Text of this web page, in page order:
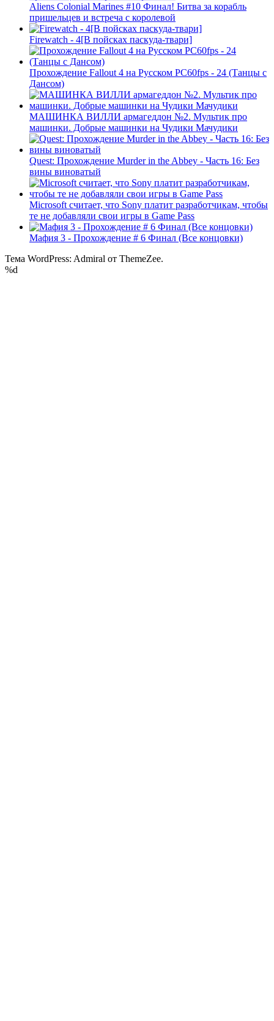
Aliens Colonial Marines #10 Финал! Битва за корабль
пришельцев и встреча с королевой
Firewatch - 4[В пойсках паскуда-твари]
Прохождение Fallout 4 на Русском PС60fps - 24 (Танцы с
Дансом)
МАШИНКА ВИЛЛИ армагеддон №2. Мультик про
машинки. Добрые машинки на Чудики Мачудики
Quest: Прохождение Murder in the Abbey - Часть 16: Без
вины виноватый
Microsoft считает, что Sony платит разработчикам, чтобы
те не добавляли свои игры в Game Pass
Мафия 3 - Прохождение # 6 Финал (Все концовки)
Тема WordPress: Admiral от ThemeZee.
%d